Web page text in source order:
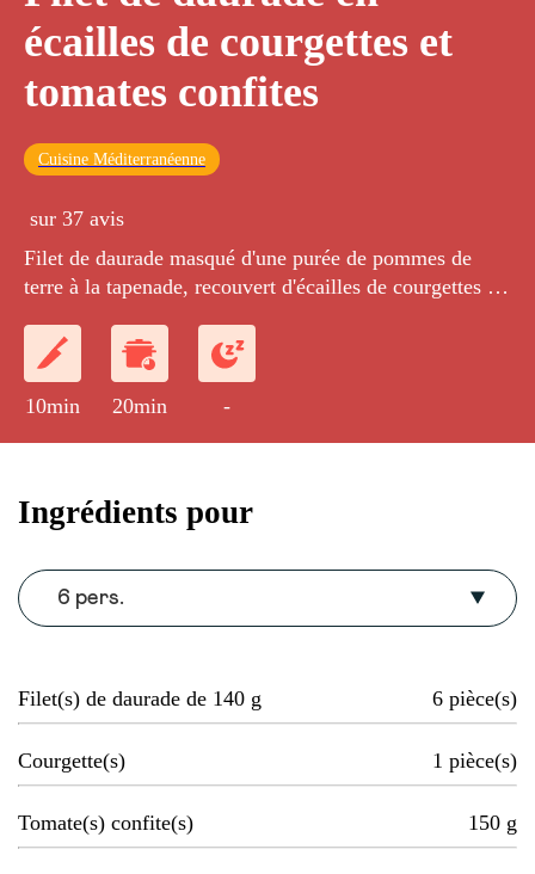
écailles de courgettes et
tomates confites
Cuisine Méditerranéenne
sur 37 avis
Filet de daurade masqué d'une purée de pommes de
terre à la tapenade, recouvert d'écailles de courgettes et
10min 20min -
Ingrédients pour
6 pers.
Filet(s) de daurade de 140 g 6 pièce(s)
Courgette(s) 1 pièce(s)
Tomate(s) confite(s) 150 g